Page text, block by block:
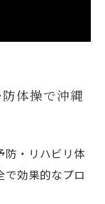
体操で沖縄
防・リハビリ体
で効果的なプロ